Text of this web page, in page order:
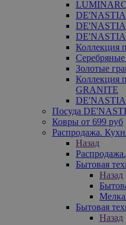
DE'NASTIA
DE'NASTIA
Коллекция
Серебряные
Золотые
Коллекция
GRANITE
DE'NASTIA
Посуда
Ковры от 699 руб
Распродажа.
Назад
Бытовая
Назад
Бытовая
Назад